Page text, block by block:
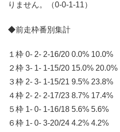
りません。（0-0-1-11）
◆前走枠番別集計
１枠 0- 2- 2-16/20 0.0% 10.0%
２枠 3- 1- 1-15/20 15.0% 20.0%
３枠 2- 3- 1-15/21 9.5% 23.8%
４枠 2- 2- 2-17/23 8.7% 17.4%
５枠 1- 0- 1-16/18 5.6% 5.6%
６枠 1- 0- 3-20/24 4.2% 4.2%